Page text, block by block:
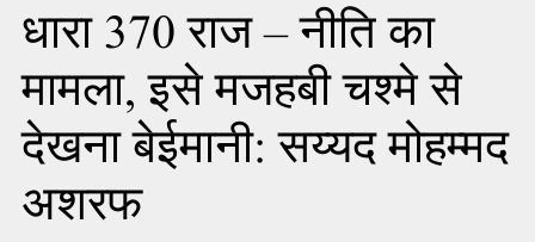
धारा 370 राज – नीति का
मामला, इसे मजहबी चश्मे से
देखना बेईमानी: सय्यद मोहम्मद
अशरफ